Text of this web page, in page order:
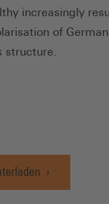
increasingly
of
(Öffnet
in